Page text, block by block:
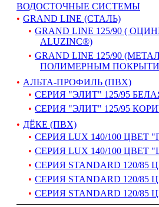
ВОДОСТОЧНЫЕ СИСТЕМЫ
GRAND LINE (СТАЛЬ)
GRAND LINE 125/90 (
ALUZINC®)
GRAND LINE 125/90
ПОЛИМЕРНЫМ
АЛЬТА-ПРОФИЛЬ (ПВХ)
СЕРИЯ "ЭЛИТ" 125/95
СЕРИЯ "ЭЛИТ" 125/95
ДЁКЕ (ПВХ)
СЕРИЯ LUX 140/100 ЦВЕТ
СЕРИЯ LUX 140/100
СЕРИЯ STANDARD 120/85
СЕРИЯ STANDARD 120/
СЕРИЯ STANDARD 120/